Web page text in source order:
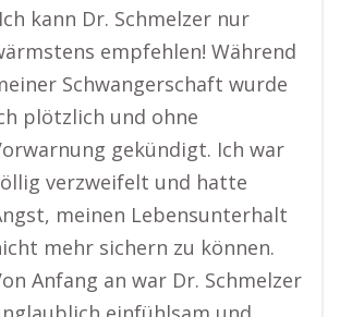
kann Dr. Schmelzer nur
empfehlen! Während
Schwangerschaft wurde
plötzlich und ohne
gekündigt. Ich war
verzweifelt und hatte
meinen Lebensunterhalt
mehr sichern zu können.
Anfang an war Dr. Schmelzer